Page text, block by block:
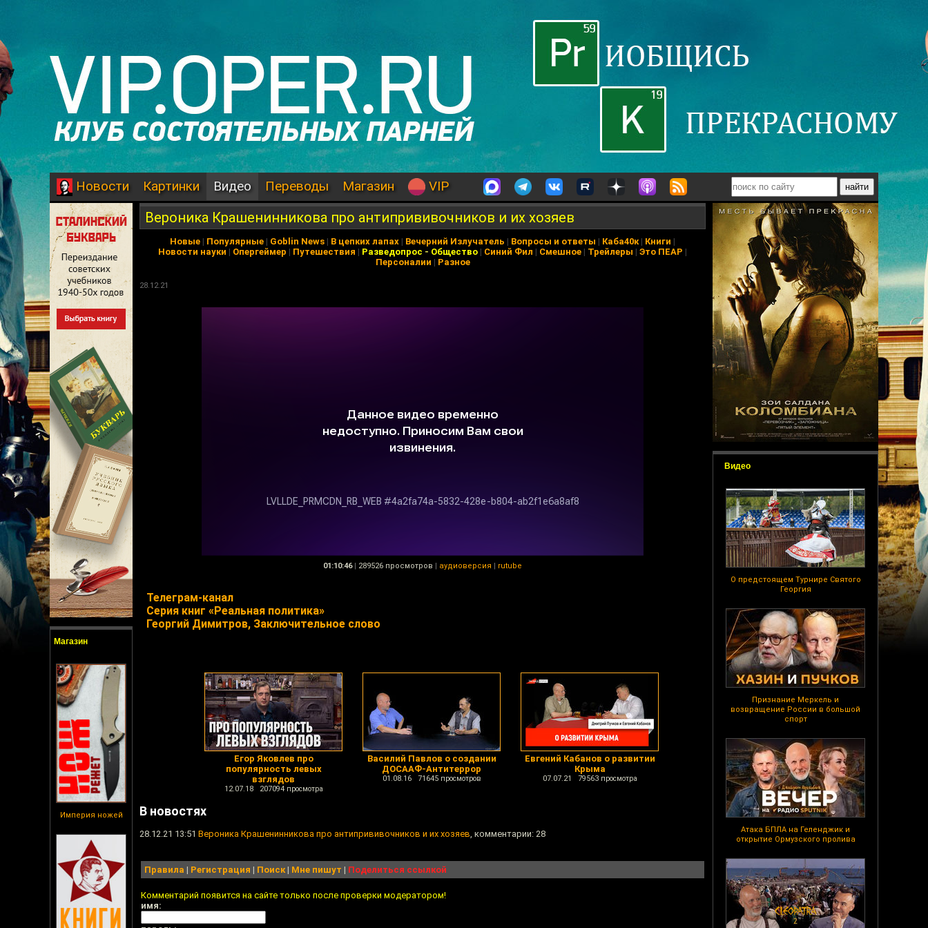
Новости Картинки Видео Переводы Магазин VIP
Магазин
Империя ножей
Видео
О предстоящем Турнире Святого
Георгия
Признание Меркель и
возвращение России в большой
спорт
Атака БПЛА на Геленджик и
открытие Ормузского пролива
Вероника Крашенинникова про антипрививочников и их хозяев
Новые | Популярные | Goblin News | В цепких лапах | Вечерний Излучатель | Вопросы и ответы | Каба40к| Книги |
Новости науки | Опергеймер | Путешествия | Разведопрос - Общество | Синий Фил | Смешное | Трейлеры | Это ПЕАР |
Персоналии | Разное
28.12.21
01:10:46 | 289526 просмотров | аудиоверсия | rutube
Телеграм-канал
Cерия книг «Реальная политика»
Георгий Димитров, Заключительное слово
Егор Яковлев про
популярность левых
взглядов
12.07.18 207094 просмотра
Василий Павлов о создании
ДОСААФ-Антитеррор
01.08.16 71645 просмотров
Евгений Кабанов о развитии
Крыма
07.07.21 79563 просмотра
В новостях
28.12.21 13:51 Вероника Крашенинникова про антипрививочников и их хозяев, комментарии: 28
Правила | Регистрация | Поиск| Мне пишут | Поделиться ссылкой
Комментарий появится на сайте только после проверки модератором!
имя: